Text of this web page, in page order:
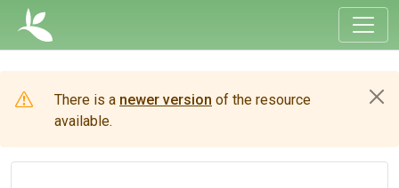
There is a newer version of the resource
available.